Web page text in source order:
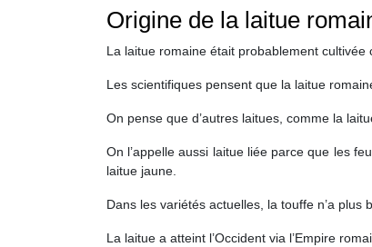
Origine de la laitue
La laitue romaine était probablement
Les scientifiques pensent que la laitue
On pense que d’autres laitues, comme la
On l’appelle aussi laitue liée parce que les
laitue jaune.
Dans les variétés actuelles, la touffe n’a plus
La laitue a atteint l’Occident via l’Empire